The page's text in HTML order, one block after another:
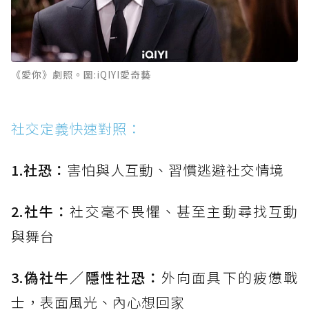
《愛你》劇照。圖:iQIYI愛奇藝
社交定義快速對照：
1.社恐： 害怕與人互動、習慣逃避社交情境
2.社牛：社交毫不畏懼、甚至主動尋找互動
與舞台
3.偽社牛／隱性社恐： 外向面具下的疲憊戰
士，表面風光、內心想回家